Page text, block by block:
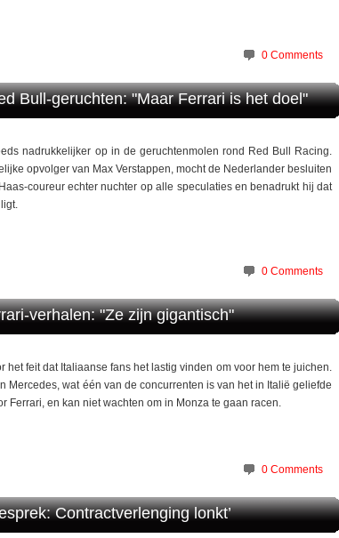
0 Comments
Bull-geruchten: "Maar Ferrari is het doel"
nadrukkelijker op in de geruchtenmolen rond Red Bull Racing.
opvolger van Max Verstappen, mocht de Nederlander besluiten
coureur echter nuchter op alle speculaties en benadrukt hij dat
0 Comments
verhalen: "Ze zijn gigantisch"
feit dat Italiaanse fans het lastig vinden om voor hem te juichen.
Mercedes, wat één van de concurrenten is van het in Italië geliefde
Ferrari, en kan niet wachten om in Monza te gaan racen.
0 Comments
Contractverlenging lonkt’